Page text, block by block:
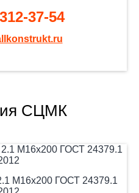
37-54
СЦМК
М16х200 ГОСТ 24379.1